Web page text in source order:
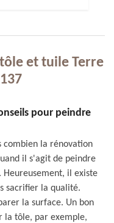
et tuile Terre
pour peindre
combien la rénovation
il s'agit de peindre
il existe
sacrifier la qualité.
la surface. Un bon
la tôle, par exemple,